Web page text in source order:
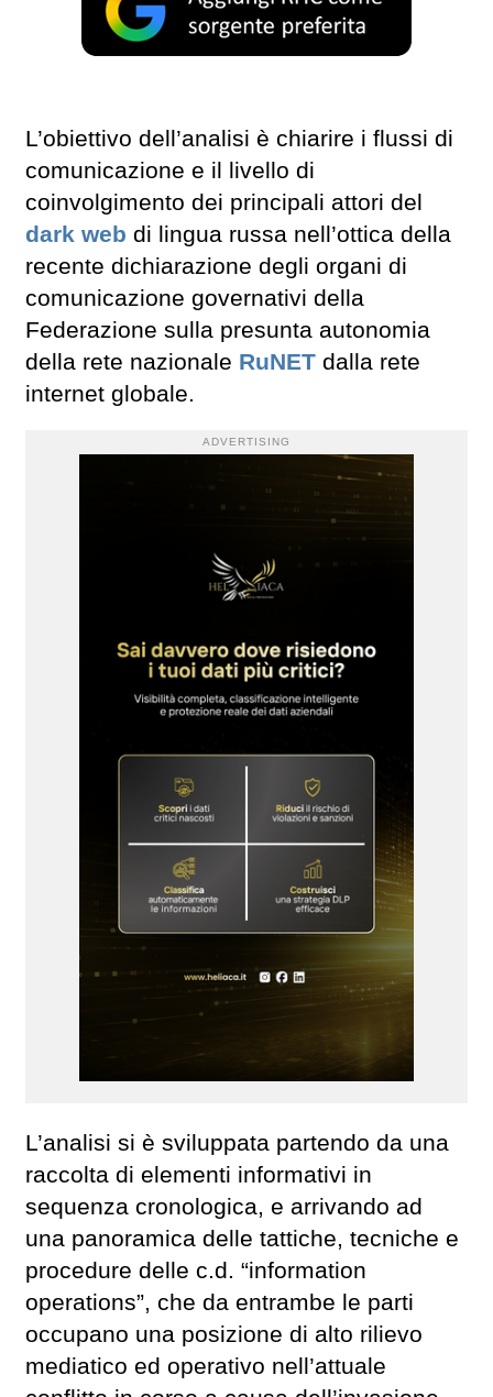
L’obiettivo dell’analisi è chiarire i flussi di
comunicazione e il livello di
coinvolgimento dei principali attori del
dark web di lingua russa nell’ottica della
recente dichiarazione degli organi di
comunicazione governativi della
Federazione sulla presunta autonomia
della rete nazionale RuNET dalla rete
internet globale.
ADVERTISING
L’analisi si è sviluppata partendo da una
raccolta di elementi informativi in
sequenza cronologica, e arrivando ad
una panoramica delle tattiche, tecniche e
procedure delle c.d. “information
operations”, che da entrambe le parti
occupano una posizione di alto rilievo
mediatico ed operativo nell’attuale